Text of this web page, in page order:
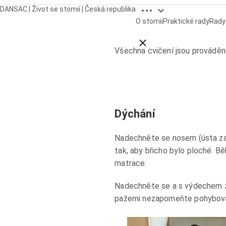
DANSAC | Život se stomií | Česká republika Open breadcrumbs
Close breadcrumbs
O stomiiPraktické rady
Všechna cvičení jsou
Dýchání
Nadechněte se nosem (ústa
tak, aby břicho bylo ploché.
matrace.
Nadechněte se a s
pažemi nezapomeňte